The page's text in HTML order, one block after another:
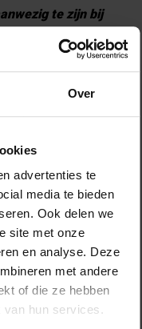
Over
advertenties te
media te bieden
Ook delen we
site met onze
en analyse. Deze
met andere
of die ze hebben
van hun services.
te zijn bij
Gelieve uw
471 09 17 24.